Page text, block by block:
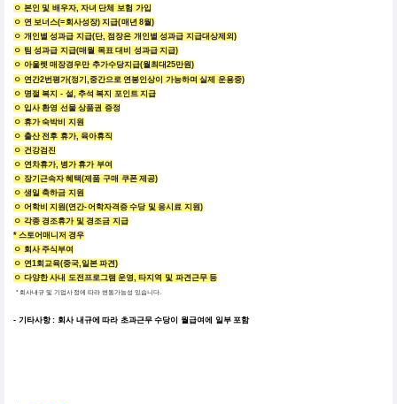
ㅇ 본인 및 배우자, 자녀 단체 보험 가입
ㅇ 연 보너스(=회사성장) 지급(매년 8월)
ㅇ 개인별 성과급 지급(단, 점장은 개인별 성과급 지급대상제외)
ㅇ 팀 성과급 지급(매월 목표 대비 성과급 지급)
ㅇ 아울렛 매장경우만 추가수당지급(월최대25만원)
ㅇ 연간2번평가(정기,중간으로 연봉인상이 가능하며 실제 운용중)
ㅇ 명절 복지 - 설, 추석 복지 포인트 지급
ㅇ 입사 환영 선물 상품권 증정
ㅇ 휴가 숙박비 지원
ㅇ 출산 전후 휴가, 육아휴직
ㅇ 건강검진
ㅇ 연차휴가, 병가 휴가 부여
ㅇ 장기근속자 혜택(제품 구매 쿠폰 제공)
ㅇ 생일 축하금 지원
ㅇ 어학비 지원(연간-어학자격증 수당 및 응시료 지원)
ㅇ 각종 경조휴가 및 경조금 지급
* 스토어매니저 경우
ㅇ 회사 주식부여
ㅇ 연1회교육(중국,일본 파견)
ㅇ 다양한 사내 도전프로그램 운영, 타지역 및 파견근무 등
* 회사내규 및 기업사정에 따라 변동가능성 있습니다.
- 기타사항 : 회사 내규에 따라 초과근무 수당이 월급여에 일부 포함